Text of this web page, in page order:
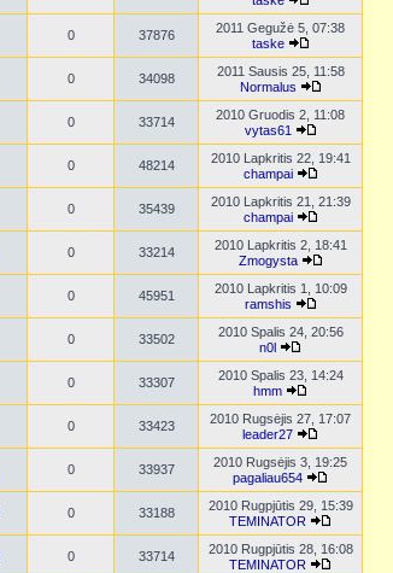
0 37876
2011 Gegužė 5, 07:38
taske
0 34098
2011 Sausis 25, 11:58
Normalus
0 33714
2010 Gruodis 2, 11:08
vytas61
0 48214
2010 Lapkritis 22, 19:41
champai
0 35439
2010 Lapkritis 21, 21:39
champai
0 33214
2010 Lapkritis 2, 18:41
Zmogysta
0 45951
2010 Lapkritis 1, 10:09
ramshis
0 33502
2010 Spalis 24, 20:56
n0l
0 33307
2010 Spalis 23, 14:24
hmm
0 33423
2010 Rugsėjis 27, 17:07
leader27
0 33937
2010 Rugsėjis 3, 19:25
pagaliau654
0 33188
2010 Rugpjūtis 29, 15:39
TEMINATOR
0 33714
2010 Rugpjūtis 28, 16:08
TEMINATOR